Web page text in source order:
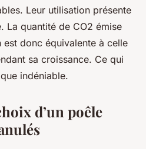
Leur utilisation présente
La quantité de CO2 émise
donc équivalente à celle
sa croissance. Ce qui
indéniable.
d’un poêle